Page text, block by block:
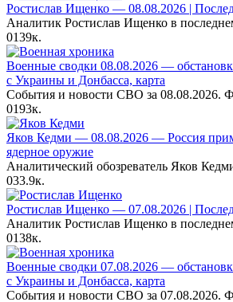
Ростислав Ищенко — 08.08.2026 |
Аналитик Ростислав Ищенко в
0139к.
Военные сводки 08.08.2026 —
с Украины и Донбасса, карта
События и новости СВО за 08.08.2026.
0193к.
Яков Кедми — 08.08.2026 — Россия
ядерное оружие
Аналитический обозреватель Яков
033.9к.
Ростислав Ищенко — 07.08.2026 |
Аналитик Ростислав Ищенко в
0138к.
Военные сводки 07.08.2026 —
с Украины и Донбасса, карта
События и новости СВО за 07.08.2026.